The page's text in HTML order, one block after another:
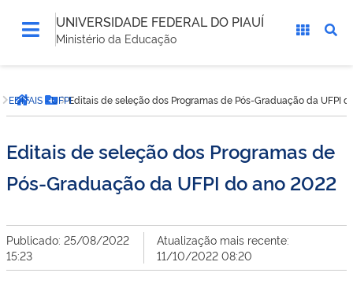
UNIVERSIDADE FEDERAL DO PIAUÍ
Ministério da Educação
está
aqui:Página inicial
Botão Menu
EDITAIS - UFPIEditais de seleção dos Programas de Pós-Graduação da UFPI
Editais de seleção dos Programas de
Pós-Graduação da UFPI do ano 2022
Publicado: 25/08/2022
15:23
Atualização mais recente:
11/10/2022 08:20